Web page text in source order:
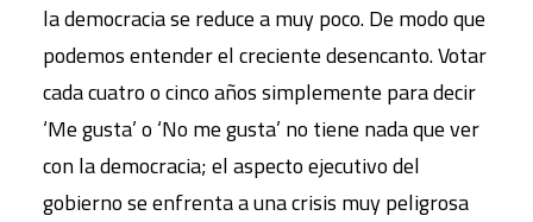
la democracia se reduce a muy poco. De modo que
podemos entender el creciente desencanto. Votar
cada cuatro o cinco años simplemente para decir
‘Me gusta’ o ‘No me gusta’ no tiene nada que ver
con la democracia; el aspecto ejecutivo del
gobierno se enfrenta a una crisis muy peligrosa